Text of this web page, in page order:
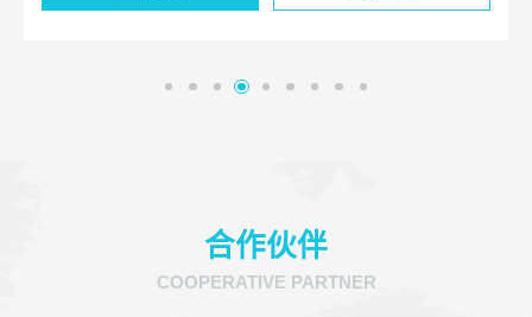
合作伙伴
COOPERATIVE PARTNER